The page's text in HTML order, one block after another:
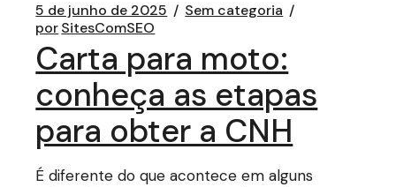
5 de junho de 2025
Sem categoria
porSitesComSEO
Carta para moto:
conheça as etapas
para obter a CNH
É diferente do que acontece em alguns